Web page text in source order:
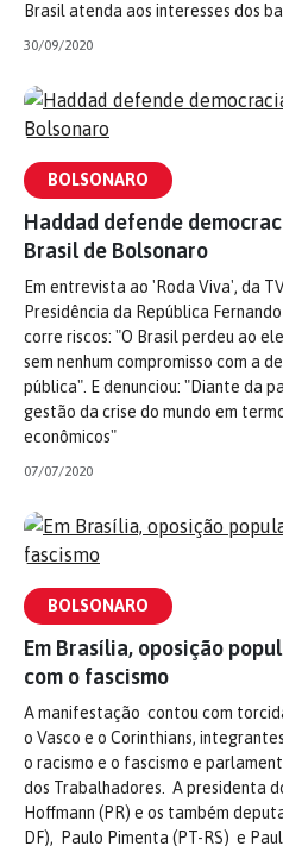
Brasil atenda aos interesses dos
30/09/2020
BOLSONARO
Haddad defende
Brasil de Bolsonaro
Em entrevista ao 'Roda Viva', da
Presidência da República
corre riscos: "O Brasil perdeu ao
sem nenhum compromisso com a
pública". E denunciou: "Diante da
gestão da crise do mundo em
econômicos"
07/07/2020
BOLSONARO
Em Brasília, oposição
com o fascismo
A manifestação contou com
o Vasco e o Corinthians,
o racismo e o fascismo e
dos Trabalhadores. A presidenta
Hoffmann (PR) e os também
DF), Paulo Pimenta (PT-RS) e